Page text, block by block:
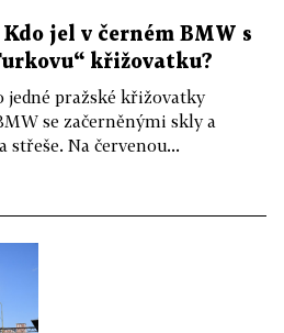
jel v černém BMW s
křižovatku?
jedné pražské křižovatky
se začerněnými skly a
Na červenou...